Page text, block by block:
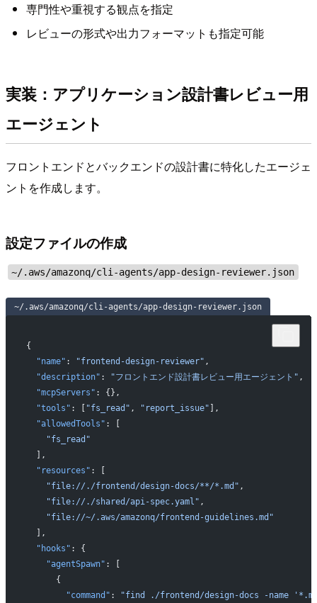
専門性や重視する観点を指定
レビューの形式や出力フォーマットも指定可能
実装：アプリケーション設計書レビュー用
エージェント
フロントエンドとバックエンドの設計書に特化したエージェ
ントを作成します。
設定ファイルの作成
~/.aws/amazonq/cli-agents/app-design-reviewer.json
~/.aws/amazonq/cli-agents/app-design-reviewer.json
{
  "name"
: "frontend-design-reviewer" ,
  "description"
: "フロントエンド設計書レビュー用エージェント" ,
  "mcpServers"
: {},
  "tools"
: [ "fs_read" , "report_issue" ],
  "allowedTools"
: [
    "fs_read"
  ],
  "resources"
: [
    "file://./frontend/design-docs/**/*.md"
,
    "file://./shared/api-spec.yaml"
,
    "file://~/.aws/amazonq/frontend-guidelines.md"
  ],
  "hooks"
: {
    "agentSpawn"
: [
      {
        "command"
:
"find ./frontend/design-docs -name